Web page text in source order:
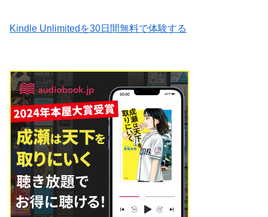
Kindle Unlimitedを30日間無料で体験する